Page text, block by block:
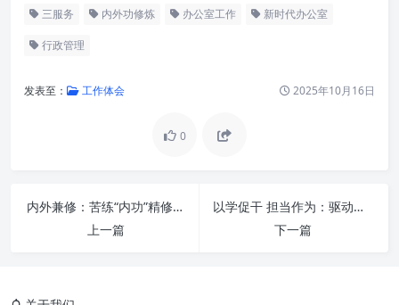
三服务 内外功修炼 办公室工作 新时代办公室
行政管理
发表至： 工作体会 2025年10月16日
0
内外兼修：苦练“内功”精修“外功”，全面提升新时代办公室“三服务”水平
上一篇
以学促干 担当作为：驱动个人成长与组织跃升的永恒引擎
下一篇